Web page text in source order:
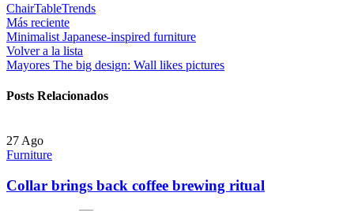
ChairTableTrends
Más reciente
Minimalist Japanese-inspired furniture
Volver a la lista
Mayores The big design: Wall likes pictures
Posts Relacionados
27 Ago
Furniture
Collar brings back coffee brewing ritual